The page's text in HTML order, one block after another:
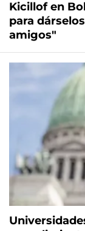
Kicillof en
para
amigos"